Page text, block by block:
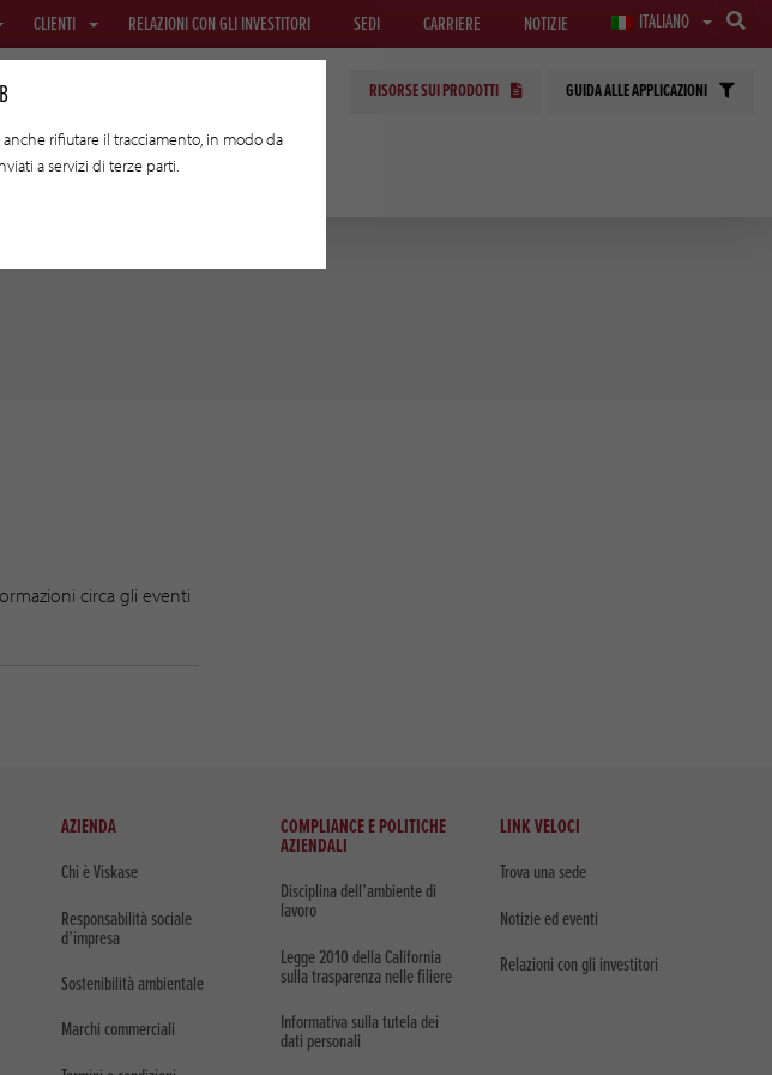
CLIENTI RELAZIONI CON GLI INVESTITORI SEDI CARRIERE NOTIZIE ITALIANO
TECNOLOGIE APPLICATE
RISORSE SUI PRODOTTI GUIDA ALLE APPLICAZIONI
circa gli eventi
AZIENDA
Chi è Viskase
Responsabilità sociale
d’impresa
Sostenibilità ambientale
Marchi commerciali
COMPLIANCE E POLITICHE
AZIENDALI
Disciplina dell’ambiente di
lavoro
Legge 2010 della California
sulla trasparenza nelle filiere
Informativa sulla tutela dei
dati personali
LINK VELOCI
Trova una sede
Notizie ed eventi
Relazioni con gli investitori
rifiutare il tracciamento, in modo da
a servizi di terze parti.